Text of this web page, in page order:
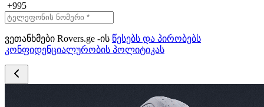
+995
ვეთანხმები Rovers.ge -ის წესებს და პირობებს
კონფიდენციალურობის პოლიტიკას